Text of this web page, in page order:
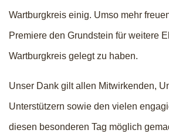
Wartburgkreis einig. Umso mehr
Premiere den Grundstein für weitere
Wartburgkreis gelegt zu haben.
Unser Dank gilt allen Mitwirkenden,
Unterstützern sowie den vielen
diesen besonderen Tag möglich